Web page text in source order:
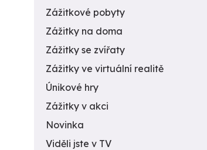
Zážitkové pobyty
Zážitky na doma
Zážitky se zvířaty
Zážitky ve virtuální realitě
Únikové hry
Zážitky v akci
Novinka
Viděli jste v TV